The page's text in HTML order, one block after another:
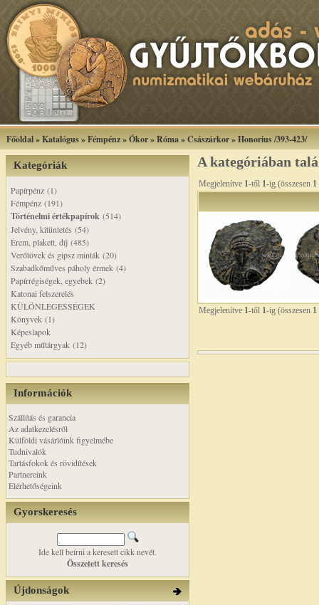
Főoldal»Katalógus»Fémpénz»Ókor»Róma»Császárkor»Honorius /393-423/
Kategóriák
Papírpénz (1)
Fémpénz (191)
Történelmi értékpapírok (514)
Jelvény, kitüntetés (54)
Érem, plakett, díj (485)
Verőtövek és gipsz minták (20)
Szabadkőműves páholy érmek (4)
Papírrégiségek, egyebek (2)
Katonai felszerelés
KÜLÖNLEGESSÉGEK
Könyvek (1)
Képeslapok
Egyéb műtárgyak (12)
Információk
Szállítás és garancia
Az adatkezelésről
Külföldi vásárlóink figyelmébe
Tudnivalók
Tartásfokok és rövidítések
Partnereink
Elérhetőségeink
Gyorskeresés
Ide kell beírni a keresett cikk nevét.
Összetett keresés
Újdonságok
A kategóriában
Megjelenítve 1-től 1-ig (összesen 1
Megjelenítve 1-től 1-ig (összesen 1